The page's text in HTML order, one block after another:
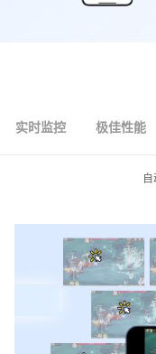
实时监控 极佳性能